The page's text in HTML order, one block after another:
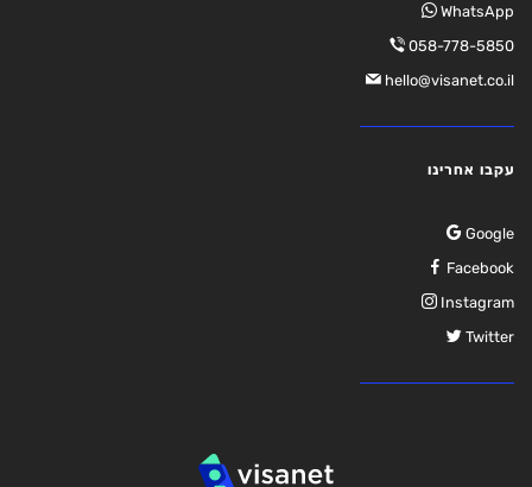
WhatsApp
058-778-5850
hello@visanet.co.il
עקבו אחרינו
Google
Facebook
Instagram
Twitter